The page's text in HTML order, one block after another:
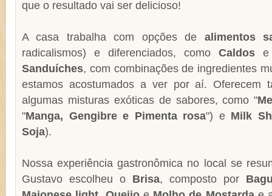
que o resultado vai ser delicioso!
A casa trabalha com opções de alimentos
radicalismos) e diferenciados, como Caldos
Sanduíches, com combinações de ingredientes
estamos acostumados a ver por aí. Oferecem
algumas misturas exóticas de sabores, como "
"Manga, Gengibre e Pimenta rosa") e Milk
Soja).
Nossa experiência gastronômica no local se
Gustavo escolheu o Brisa, composto por